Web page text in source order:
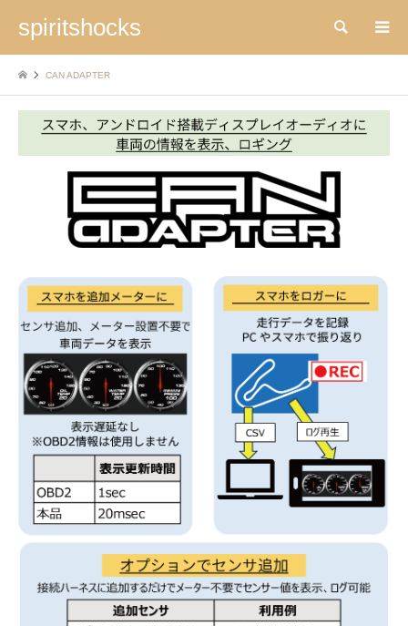
spiritshocks 検索
CAN ADAPTER